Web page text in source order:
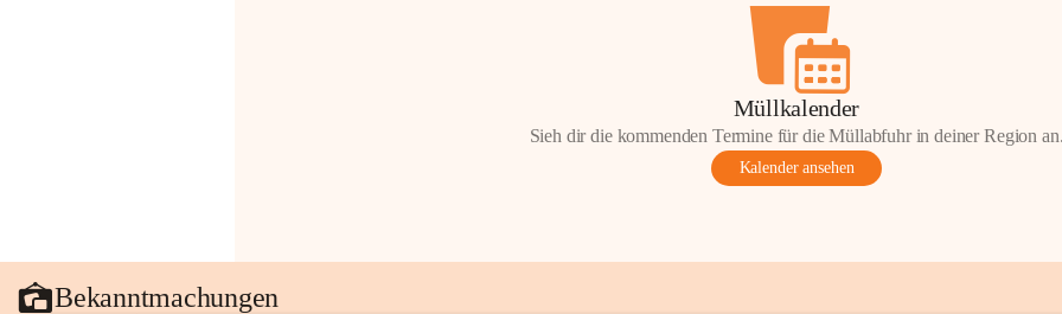
Müllkalender
Sieh dir die kommenden Termine für die Müllabfuhr in deiner Region
Kalender ansehen
Bekanntmachungen